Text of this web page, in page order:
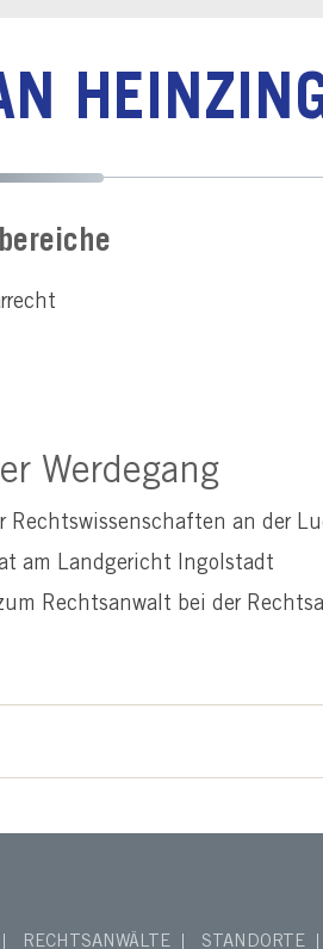
Werdegang
Rechtswissenschaften an der
am Landgericht Ingolstadt
Rechtsanwalt bei der
RECHTSANWÄLTE STANDORTE